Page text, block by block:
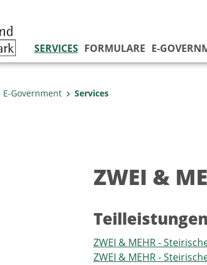
SERVICES FORMULARE E-
E-Government Services
ZWEI &
Teilleistungen
ZWEI & MEHR -
ZWEI & MEHR -